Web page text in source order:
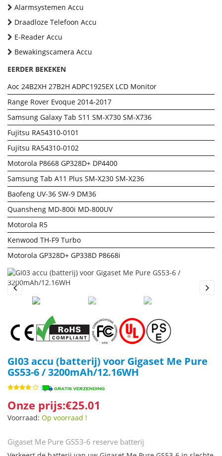
Alarmsystemen Accu
Draadloze Telefoon Accu
E-Reader Accu
Bewakingscamera Accu
EERDER BEKEKEN
Aoc 24B2XH 27B2H ADPC1925EX LCD Monitor
Range Rover Evoque 2014-2017
Samsung Galaxy Tab S11 SM-X730 SM-X736
Fujitsu RA54310-0101
Fujitsu RA54310-0102
Motorola P8668 GP328D+ DP4400
Samsung Tab A11 Plus SM-X230 SM-X236
Baofeng UV-36 SW-9 DM36
Quansheng MD-800i MD-800UV
Motorola R5
Kenwood TH-F9 Turbo
Motorola GP328D+ GP338D P8668i
Previous
GI03 accu (batterij) voor Gigaset Me Pure
GS53-6 / 3200mAh/12.16WH
Onze prijs:€25.01
Voorraad: Op voorraad !
Gigaset Me Pure GS53-6 reserve batterij